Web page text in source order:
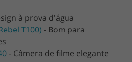
à prova d'água
T100) - Bom para
- Câmera de filme elegante